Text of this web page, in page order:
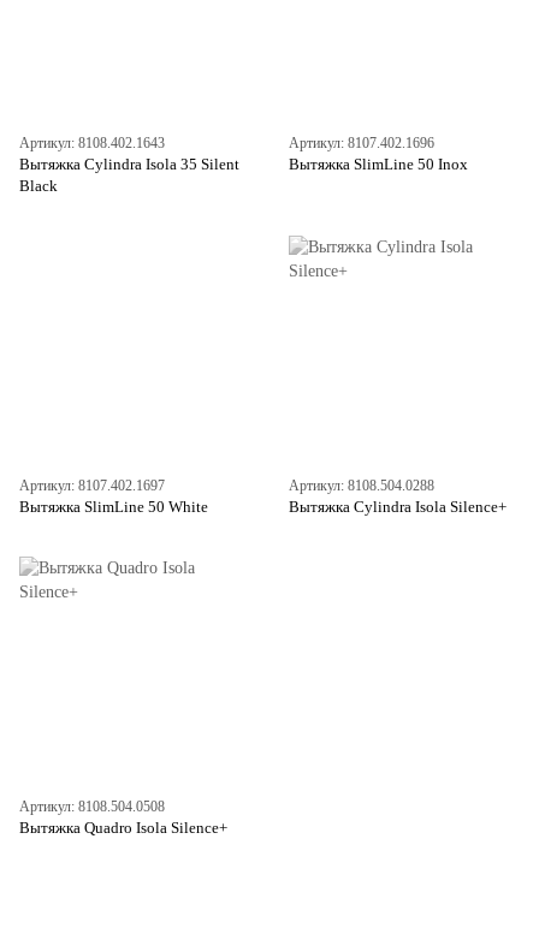
Артикул: 8108.402.1643
Вытяжка Cylindra Isola 35 Silent
Black
Артикул: 8107.402.1696
Вытяжка SlimLine 50 Inox
Артикул: 8107.402.1697
Вытяжка SlimLine 50 White
Артикул: 8108.504.0288
Вытяжка Cylindra Isola Silence+
Артикул: 8108.504.0508
Вытяжка Quadro Isola Silence+